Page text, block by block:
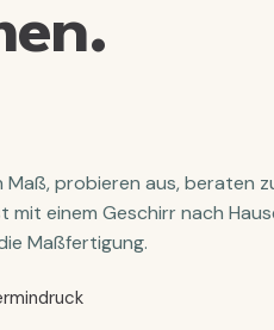
Maß, probieren aus, beraten
mit einem Geschirr nach
Maßfertigung.